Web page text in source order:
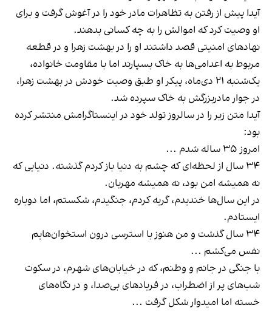
آیدا پیش از رفتن به تظاهرات مادر خود را در آغوش گرفت و برای
او وصیت کرد که اموالش را به چه کسانی بدهند.
نهادهای امنیتی قصد داشتند او را در بهشت زهرا و در قطعه
مربوط به اعدامی‌ها به خاک بسپارند اما با مقاومت خانواده،
یک‌شنبه ۲۱ دی‌ماه، پیکر او طبق وصیت خودش در بهشت زهرا،
در جوار مادربزرگش به خاک سپرده شد.
آیدا متن زیر را در سالروز تولد خود در اینستاگرامش منتشر کرده
بود:
امروز ٣٥ ساله شدم ...
٣٤ سال از لحظه‌اى كه چشم به دنيا باز كردم گذشته. دنيايى كه
نه هميشه امن بود، نه هميشه مهربان.
در اين سال‌ها خنديدم، گريه كردم، جنگيدم، شكستم، اما دوباره
ايستادم.
۳۴ سال گذشت و من هنوز با استرسی درون استخوان‌هایم
نفس مى‌كشم ...
با جنگی در جانم و وطنم، که در خیابان‌های شهرم، در سکوت
شب‌های پر از اضطراب، در فریادهای بی‌صدا، و در نگاه‌های
خسته اما امیدوار شکل گرفت ...